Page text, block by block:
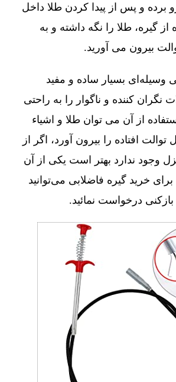
برده و پس از پیدا کردن طلا داخل
از گیره، طلا را نگه داشته و به
بیرون می آورید.
وسیله‌ای بسیار ساده و مفید
نگران کننده و ناگوار را به راحتی
از آن می توان طلا و اشیاء
افتاده را بیرون آورد، اگر از
وجود ندارد بهتر است یکی از آن
برای خرید گیره فاضلابی می‌توانید
درخواست نمائید.